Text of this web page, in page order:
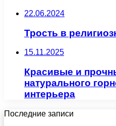
22.06.2024
Трость в
15.11.2025
Красивые и
натурального
интерьера
Последние записи